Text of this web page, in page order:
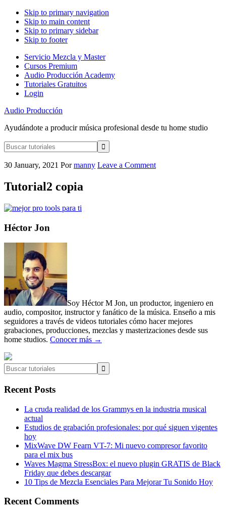
Skip to primary navigation
Skip to main content
Skip to primary sidebar
Skip to footer
Servicio Mezcla y Master
Cursos Premium
Audio Producción Academy
Tutoriales Gratuitos
Login
Audio Producción
Ayudándote a producir música profesional desde tu home studio
Buscar
tutoriales
30 January, 2021 Pormanny Leave a Comment
Tutorial2 copia
Primary
Sidebar
Héctor Jon
Soy Héctor M Jon, un productor, ingeniero en
audio, compositor, instructor y fanático de la música. Enseño a mis
seguidores a través de videos tutoriales cómo hacer mejores
grabaciones, producciones, mezclas y masterizaciones desde sus
home studios. Conocer más →
Buscar
tutoriales
Recent Posts
La cruda realidad de los Grammys en la industria musical
actual
Estudios de grabación profesionales: por qué siguen vigentes
hoy
MixWave DW Fearn VT-7: Mi nuevo compresor favorito
para el mix bus
Waves Magma StressBox: el nuevo plugin GRATIS de Black
Friday que debes descargar
10 Tips de Mezcla Esenciales Para Mejorar Tu Sonido Hoy
Recent Comments